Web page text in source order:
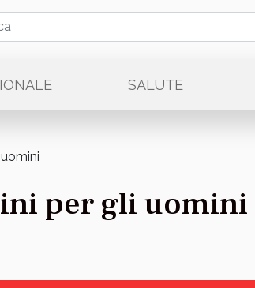
SALUTE
per gli uomini